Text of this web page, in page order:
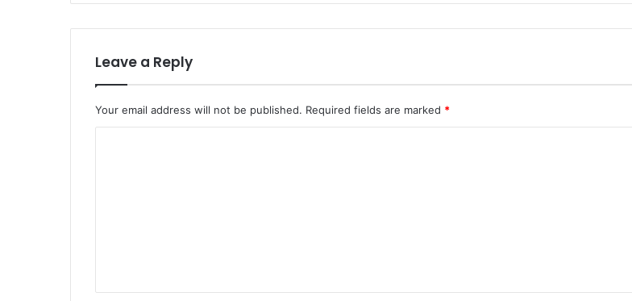
Leave a Reply
Your email address will not be published. Required fields are marked *